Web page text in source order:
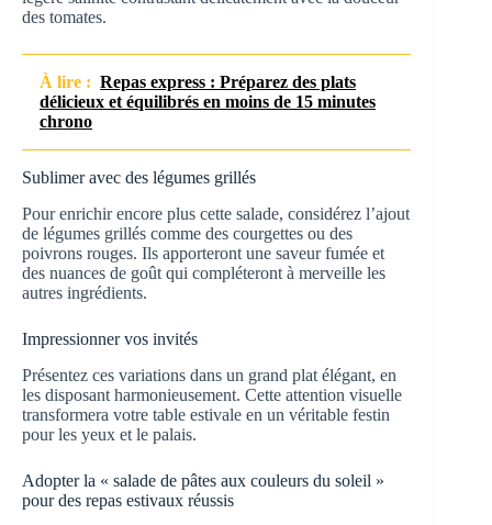
des tomates.
À lire : Repas express : Préparez des plats
délicieux et équilibrés en moins de 15 minutes
chrono
Sublimer avec des légumes grillés
Pour enrichir encore plus cette salade, considérez l’ajout
de légumes grillés comme des courgettes ou des
poivrons rouges. Ils apporteront une saveur fumée et
des nuances de goût qui compléteront à merveille les
autres ingrédients.
Impressionner vos invités
Présentez ces variations dans un grand plat élégant, en
les disposant harmonieusement. Cette attention visuelle
transformera votre table estivale en un véritable festin
pour les yeux et le palais.
Adopter la « salade de pâtes aux couleurs du soleil »
pour des repas estivaux réussis